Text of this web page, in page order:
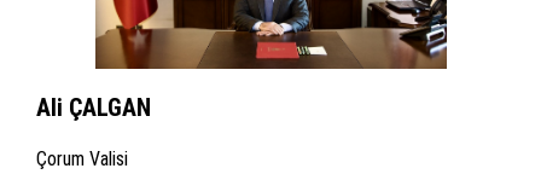
Ali ÇALGAN
Çorum Valisi